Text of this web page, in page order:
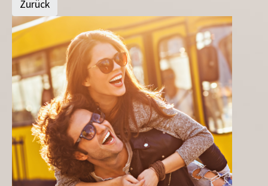
Zurück